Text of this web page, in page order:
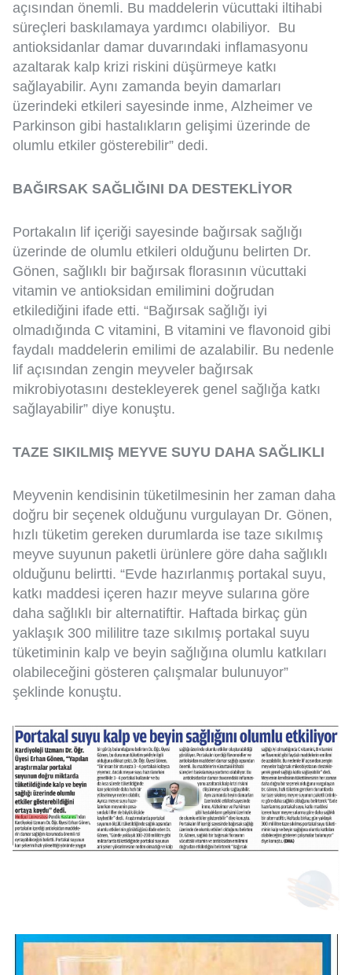
açısından önemli. Bu maddelerin vücuttaki iltihabi
süreçleri baskılamaya yardımcı olabiliyor. Bu
antioksidanlar damar duvarındaki inflamasyonu
azaltarak kalp krizi riskini düşürmeye katkı
sağlayabilir. Aynı zamanda beyin damarları
üzerindeki etkileri sayesinde inme, Alzheimer ve
Parkinson gibi hastalıkların gelişimi üzerinde de
olumlu etkiler gösterebilir” dedi.
BAĞIRSAK SAĞLIĞINI DA DESTEKLİYOR
Portakalın lif içeriği sayesinde bağırsak sağlığı
üzerinde de olumlu etkileri olduğunu belirten Dr.
Gönen, sağlıklı bir bağırsak florasının vücuttaki
vitamin ve antioksidan emilimini doğrudan
etkilediğini ifade etti. “Bağırsak sağlığı iyi
olmadığında C vitamini, B vitamini ve flavonoid gibi
faydalı maddelerin emilimi de azalabilir. Bu nedenle
lif açısından zengin meyveler bağırsak
mikrobiyotasını destekleyerek genel sağlığa katkı
sağlayabilir” diye konuştu.
TAZE SIKILMIŞ MEYVE SUYU DAHA SAĞLIKLI
Meyvenin kendisinin tüketilmesinin her zaman daha
doğru bir seçenek olduğunu vurgulayan Dr. Gönen,
hızlı tüketim gereken durumlarda ise taze sıkılmış
meyve suyunun paketli ürünlere göre daha sağlıklı
olduğunu belirtti. “Evde hazırlanmış portakal suyu,
katkı maddesi içeren hazır meyve sularına göre
daha sağlıklı bir alternatiftir. Haftada birkaç gün
yaklaşık 300 mililitre taze sıkılmış portakal suyu
tüketiminin kalp ve beyin sağlığına olumlu katkıları
olabileceğini gösteren çalışmalar bulunuyor”
şeklinde konuştu.